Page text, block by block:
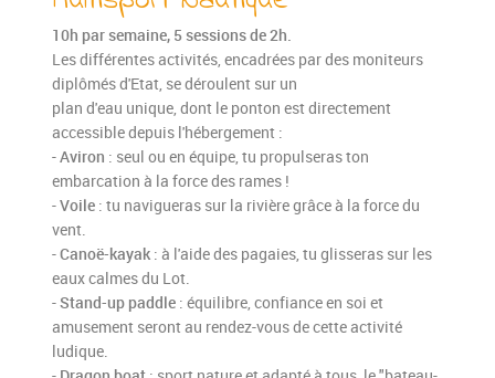
10h par semaine, 5 sessions de 2h.
Les différentes activités, encadrées par des moniteurs
diplômés d'Etat, se déroulent sur un
plan d'eau unique, dont le ponton est directement
accessible depuis l'hébergement :
-Aviron : seul ou en équipe, tu propulseras ton
embarcation à la force des rames !
-Voile : tu navigueras sur la rivière grâce à la force du
vent.
-Canoë-kayak : à l'aide des pagaies, tu glisseras sur les
eaux calmes du Lot.
-Stand-up paddle : équilibre, confiance en soi et
amusement seront au rendez-vous de cette activité
ludique.